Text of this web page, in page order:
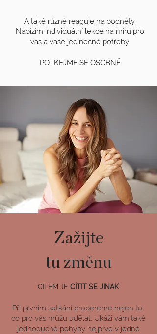
A také různě reaguje na podněty.
Nabízím individuální lekce na míru pro
vás a vaše jedinečné potřeby.
POTKEJME SE OSOBNĚ
Zažijte
tu změnu
CÍLEM JE CÍTIT SE JINAK
Při prvním setkání probereme nejen to,
co pro vás můžu udělat. Ukáži vám také
jednoduché pohyby nejprve v jedné